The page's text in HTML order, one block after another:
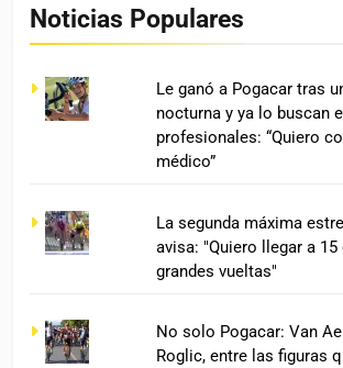
Noticias Populares
Le ganó a Pogacar tras
nocturna y ya lo buscan
profesionales: “Quiero
médico”
La segunda máxima
avisa: "Quiero llegar a 15
grandes vueltas"
No solo Pogacar: Van
Roglic, entre las figuras